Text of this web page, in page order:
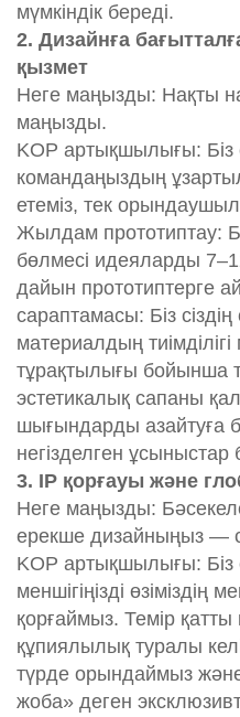
мүмкіндік береді.
2. Дизайнға
қызмет
Неге маңызды: Нақты
маңызды.
KOP артықшылығы: Біз
командаңыздың
етеміз, тек
Жылдам прототиптау:
бөлмесі идеяларды
дайын прототиптерге
сараптамасы: Біз сіздің
материалдың
тұрақтылығы бойынша
эстетикалық сапаны
шығындарды азайтуға
негізделген ұсыныстар
3. IP қорғауы және
Неге маңызды:
ерекше дизайныңыз —
KOP артықшылығы: Біз
меншігіңізді өзіміздің
қорғаймыз. Темір қатты
құпиялылық туралы
түрде орындаймыз
жоба» деген